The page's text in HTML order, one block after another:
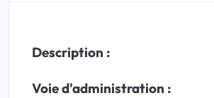
Description :
Voie d'administration :